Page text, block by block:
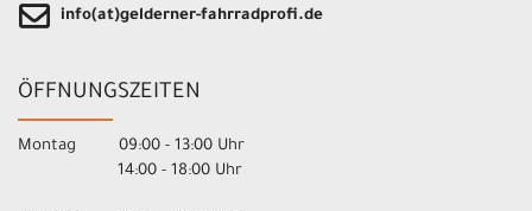
info(at)gelderner-fahrradprofi.de
ÖFFNUNGSZEITEN
Montag 09:00 - 13:00 Uhr
14:00 - 18:00 Uhr